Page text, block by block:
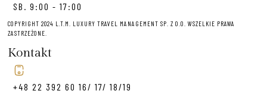
SB. 9:00 - 17:00
COPYRIGHT 2024 L.T.M. LUXURY TRAVEL MANAGEMENT SP. Z O.O. WSZELKIE PRAWA
ZASTRZEŻONE.
Kontakt
+48 22 392 60 16/ 17/ 18/19